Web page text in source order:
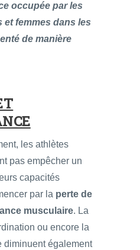
occupée par les
et femmes dans les
de manière
les athlètes
pas empêcher un
capacités
par la perte de
musculaire. La
ou encore la
diminuent également